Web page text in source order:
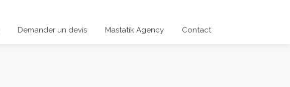
Demander un devis Mastatik Agency Contact